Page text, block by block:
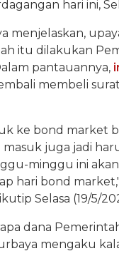
hari ini,
menjelaskan,
itu dilakukan
pantauannya,
membeli
ke bond market
juga jadi
minggu ini akan
hari bond
Selasa (19/5/
dana
mengaku